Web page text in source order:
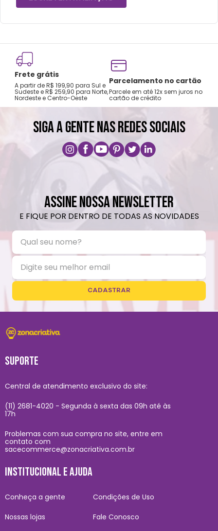
Frete grátis
A partir de R$ 199,90 para Sul e
Sudeste e R$ 259,90 para Norte,
Nordeste e Centro-Oeste
Parcelamento no cartão
Parcele em até 12x sem juros no
cartão de crédito
SIGA A GENTE NAS REDES SOCIAIS
ASSINE NOSSA NEWSLETTER
E FIQUE POR DENTRO DE TODAS AS NOVIDADES
CADASTRAR
SUPORTE
Central de atendimento exclusivo do site:
(11) 2681-4020 - Segunda à sexta das 09h até às
17h
Problemas com sua compra no site, entre em
contato com
sacecommerce@zonacriativa.com.br
INSTITUCIONAL E AJUDA
Conheça a gente
Nossas lojas
Condições de Uso
Fale Conosco